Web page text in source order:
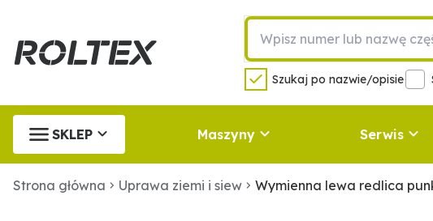
Szukaj po nazwie/opisie
SKLEP Maszyny Serwis
Strona główna Uprawa ziemi i siew Wymienna lewa redlica